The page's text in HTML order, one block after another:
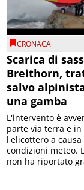
CRONACA
Scarica di
Breithorn,
salvo
una gamba
L'intervento è
parte via terra e in
l'elicottero a
condizioni meteo.
non ha riportato